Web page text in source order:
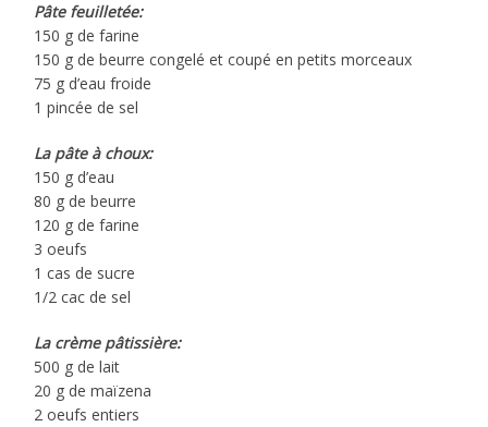
Pâte feuilletée:
150 g de farine
150 g de beurre congelé et coupé en petits morceaux
75 g d’eau froide
1 pincée de sel
La pâte à choux:
150 g d’eau
80 g de beurre
120 g de farine
3 oeufs
1 cas de sucre
1/2 cac de sel
La crème pâtissière:
500 g de lait
20 g de maïzena
2 oeufs entiers